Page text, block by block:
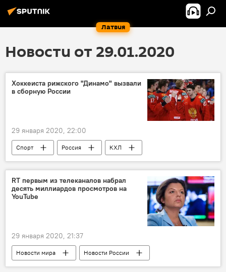
Латвия
Новости от 29.01.2020
Хоккеиста рижского "Динамо" вызвали
в сборную России
29 января 2020, 22:00
Спорт Россия КХЛ
RT первым из телеканалов набрал
десять миллиардов просмотров на
YouTube
29 января 2020, 21:37
Новости мира
Новости России
Россия
Весь мир
RT